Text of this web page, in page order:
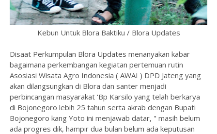
Kebun Untuk Blora Baktiku / Blora Updates
Disaat Perkumpulan Blora Updates menanyakan kabar
bagaimana perkembangan kegiatan pertemuan rutin
Asosiasi Wisata Agro Indonesia ( AWAI ) DPD Jateng yang
akan dilangsungkan di Blora dan santer menjadi
perbincangan masyarakat 'Bp Karsilo yang telah berkarya
di Bojonegoro lebih 25 tahun serta akrab dengan Bupati
Bojonegoro kang Yoto ini menjawab datar, " masih belum
ada progres dik, hampir dua bulan belum ada keputusan